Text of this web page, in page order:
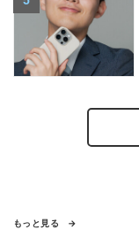
もっと見る